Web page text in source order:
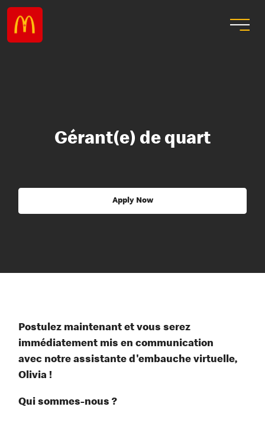
Gérant(e) de quart
Apply Now
Postulez maintenant et vous serez
immédiatement mis en communication
avec notre assistante d'embauche virtuelle,
Olivia !
Qui sommes-nous ?